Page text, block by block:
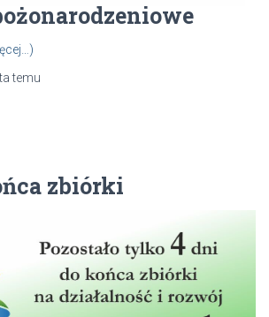
temu
zbiórki